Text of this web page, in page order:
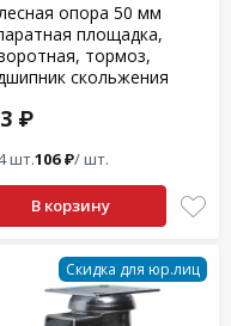
опора 50 мм
площадка,
тормоз,
скольжения
₽
шт.106 ₽/ шт.
В корзину
Скидка для юр.лиц